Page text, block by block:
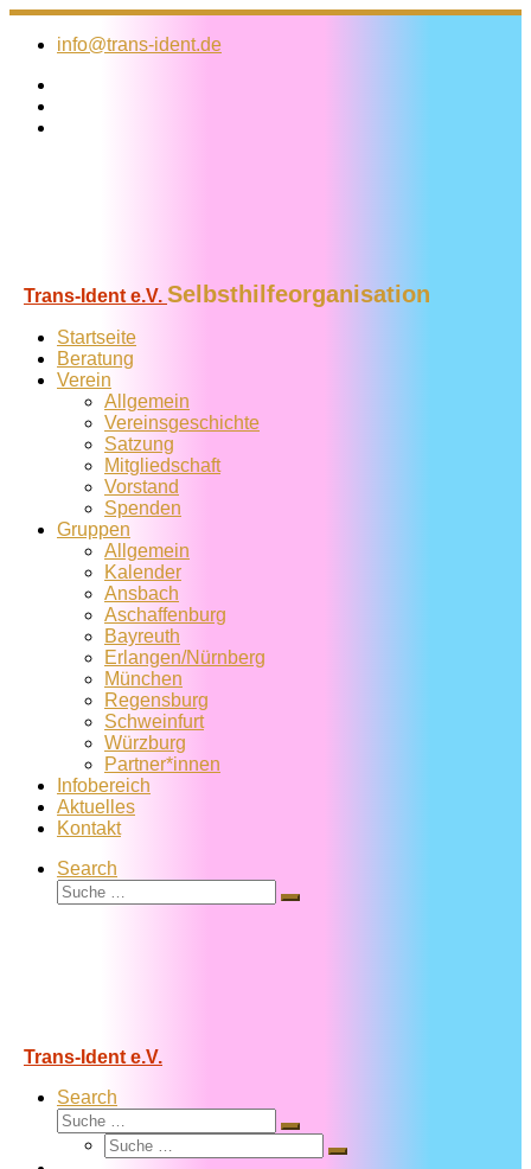
Zum
Inhalt
info@trans-ident.de
Trans-Ident e.V. Selbsthilfeorganisation
Startseite
Beratung
Verein
Allgemein
Vereins­geschichte
Satzung
Mitglied­schaft
Vorstand
Spenden
Gruppen
Allgemein
Kalender
Ansbach
Aschaffenburg
Bayreuth
Erlangen/Nürnberg
München
Regensburg
Schweinfurt
Würzburg
Partner*innen
Infobereich
Aktuelles
Kontakt
Search
Suche
Suche
Trans-Ident e.V.
Search
Suche
Suche
Suche
Suche